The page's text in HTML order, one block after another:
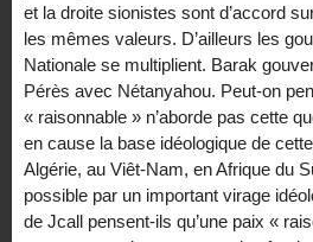
et la droite sionistes sont d’accord
les mêmes valeurs. D’ailleurs les
Nationale se multiplient. Barak
Pérès avec Nétanyahou. Peut-on
« raisonnable » n’aborde pas cette
en cause la base idéologique de
Algérie, au Viêt-Nam, en Afrique du
possible par un important virage
de Jcall pensent-ils qu’une paix «